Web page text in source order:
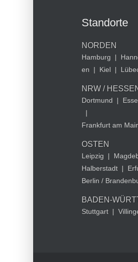
Standorte
NORDEN
Hamburg |
en
| Kiel |
NRW /
Dortmund |
|
Frankfurt am
OSTEN
Leipzig |
Halberstadt |
Berlin /
BADEN-
Stuttgart |